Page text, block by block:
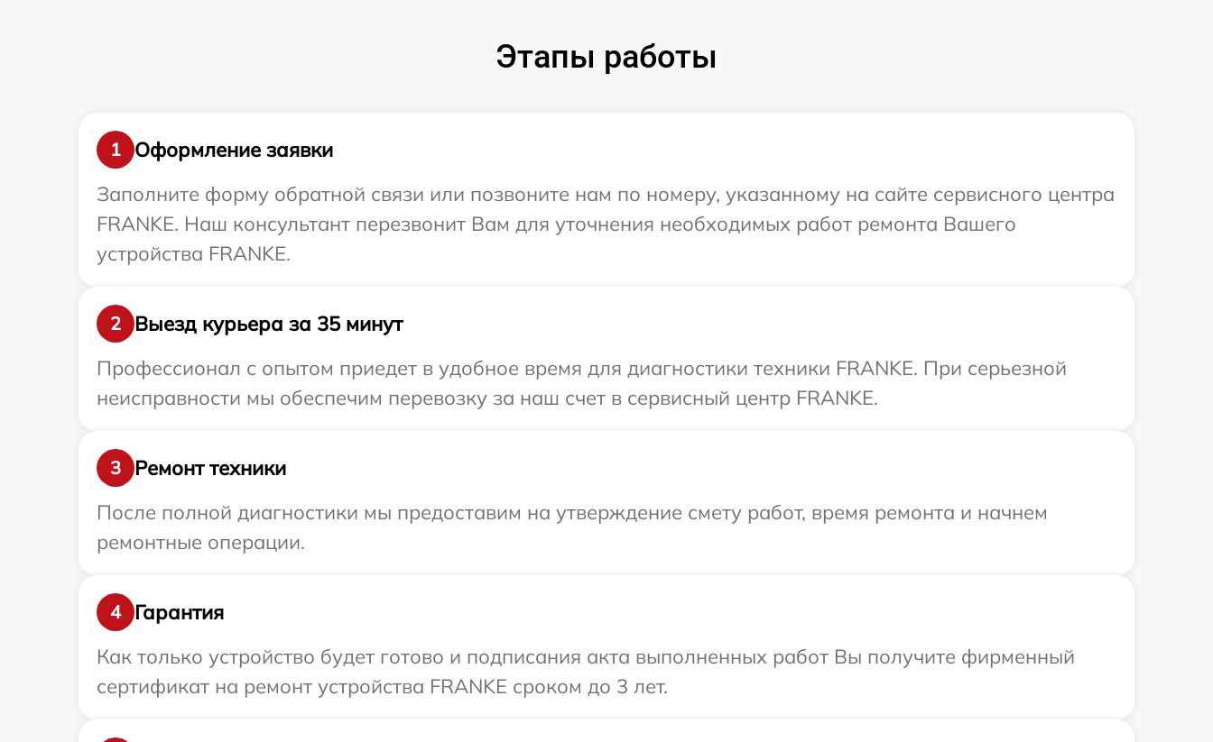
Этапы работы
1
Оформление заявки
Заполните форму обратной связи или позвоните нам по номеру, указанному на сайте сервисного центра
FRANKE. Наш консультант перезвонит Вам для уточнения необходимых работ ремонта Вашего
устройства FRANKE.
2
Выезд курьера за 35 минут
Профессионал с опытом приедет в удобное время для диагностики техники FRANKE. При серьезной
неисправности мы обеспечим перевозку за наш счет в сервисный центр FRANKE.
3
Ремонт техники
После полной диагностики мы предоставим на утверждение смету работ, время ремонта и начнем
ремонтные операции.
4
Гарантия
Как только устройство будет готово и подписания акта выполненных работ Вы получите фирменный
сертификат на ремонт устройства FRANKE сроком до 3 лет.